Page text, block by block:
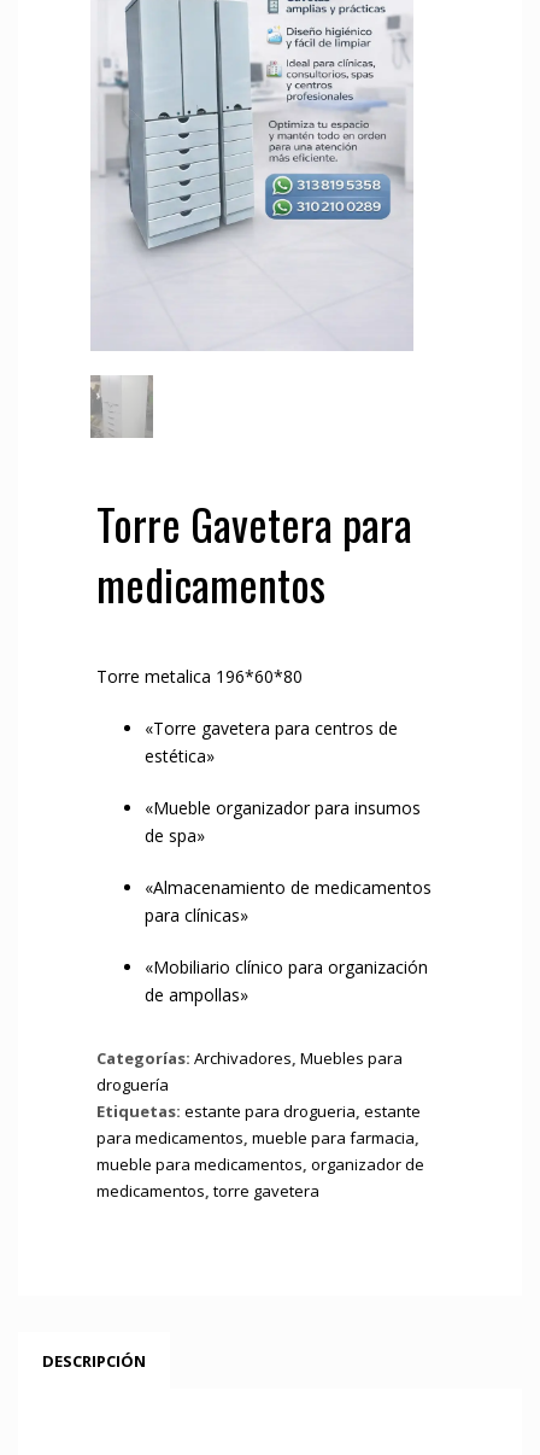
Torre Gavetera para
medicamentos
Torre metalica 196*60*80
«Torre gavetera para centros de
estética»
«Mueble organizador para insumos
de spa»
«Almacenamiento de medicamentos
para clínicas»
«Mobiliario clínico para organización
de ampollas»
Categorías: Archivadores Muebles para
droguería
Etiquetas: estante para drogueria estante
para medicamentos mueble para farmacia
mueble para medicamentos organizador de
medicamentos torre gavetera
DESCRIPCIÓN